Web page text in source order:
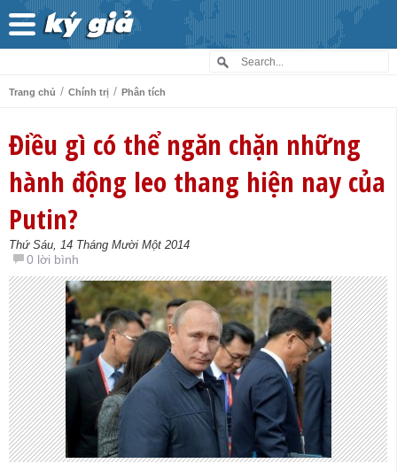
Trang chủ / Chính trị / Phân tích
Điều gì có thể ngăn chặn những
hành động leo thang hiện nay của
Putin?
Thứ Sáu, 14 Tháng Mười Một 2014
0 lời bình